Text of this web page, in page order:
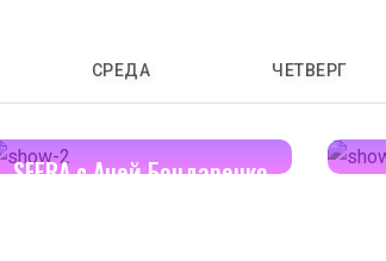
СРЕДА ЧЕТВЕРГ
SFERA с Аней Бондаренко